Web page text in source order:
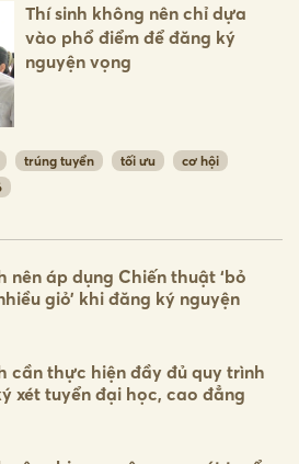
Thí sinh không nên chỉ dựa
vào phổ điểm để đăng ký
nguyện vọng
trúng tuyển tối ưu
cơ hội
nên áp dụng Chiến thuật ‘bỏ
giỏ’ khi đăng ký nguyện
cần thực hiện đầy đủ quy trình
xét tuyển đại học, cao đẳng